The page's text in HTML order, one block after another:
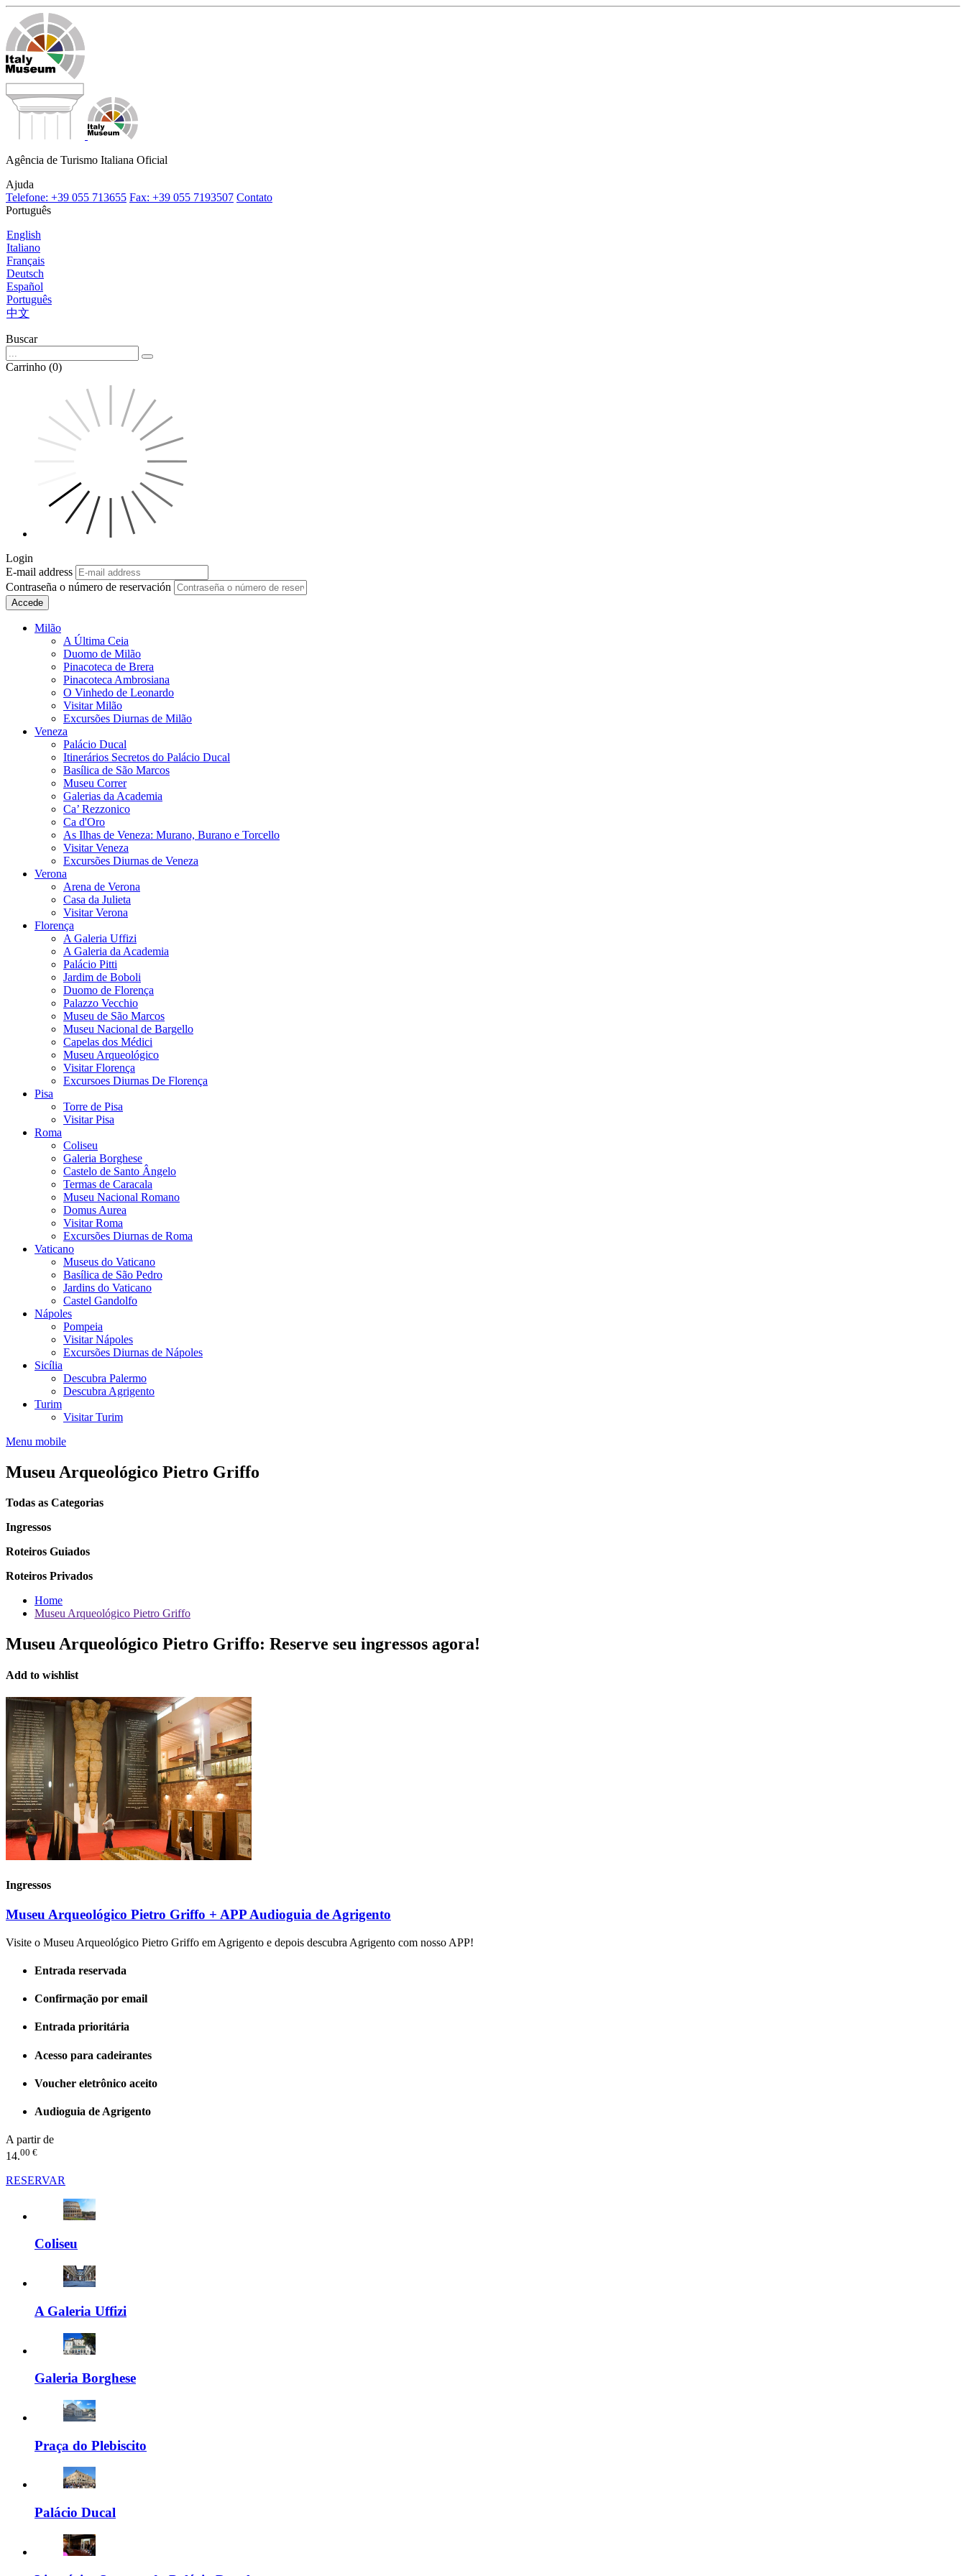
Agência de Turismo Italiana Oficial
Ajuda
Telefone: +39 055 713655 Fax: +39 055 7193507 Contato
Português
English
Italiano
Français
Deutsch
Español
Português
中文
Buscar
Carrinho (0)
Login
E-mail address
Contraseña o número de reservación
Accede
Milão
A Última Ceia
Duomo de Milão
Pinacoteca de Brera
Pinacoteca Ambrosiana
O Vinhedo de Leonardo
Visitar Milão
Excursões Diurnas de Milão
Veneza
Palácio Ducal
Itinerários Secretos do Palácio Ducal
Basílica de São Marcos
Museu Correr
Galerias da Academia
Ca’ Rezzonico
Ca d'Oro
As Ilhas de Veneza: Murano, Burano e Torcello
Visitar Veneza
Excursões Diurnas de Veneza
Verona
Arena de Verona
Casa da Julieta
Visitar Verona
Florença
A Galeria Uffizi
A Galeria da Academia
Palácio Pitti
Jardim de Boboli
Duomo de Florença
Palazzo Vecchio
Museu de São Marcos
Museu Nacional de Bargello
Capelas dos Médici
Museu Arqueológico
Visitar Florença
Excursoes Diurnas De Florença
Pisa
Torre de Pisa
Visitar Pisa
Roma
Coliseu
Galeria Borghese
Castelo de Santo Ângelo
Termas de Caracala
Museu Nacional Romano
Domus Aurea
Visitar Roma
Excursões Diurnas de Roma
Vaticano
Museus do Vaticano
Basílica de São Pedro
Jardins do Vaticano
Castel Gandolfo
Nápoles
Pompeia
Visitar Nápoles
Excursões Diurnas de Nápoles
Sicília
Descubra Palermo
Descubra Agrigento
Turim
Visitar Turim
Menu mobile
Museu Arqueológico Pietro Griffo
Todas as Categorias
Ingressos
Roteiros Guiados
Roteiros Privados
Home
Museu Arqueológico Pietro Griffo
Museu Arqueológico Pietro Griffo: Reserve seu ingressos agora!
Add to wishlist
Ingressos
Museu Arqueológico Pietro Griffo + APP Audioguia de Agrigento
Visite o Museu Arqueológico Pietro Griffo em Agrigento e depois descubra Agrigento com nosso APP!
Entrada reservada
Confirmação por email
Entrada prioritária
Acesso para cadeirantes
Voucher eletrônico aceito
Audioguia de Agrigento
A partir de
14.00 €
RESERVAR
Coliseu
A Galeria Uffizi
Galeria Borghese
Praça do Plebiscito
Palácio Ducal